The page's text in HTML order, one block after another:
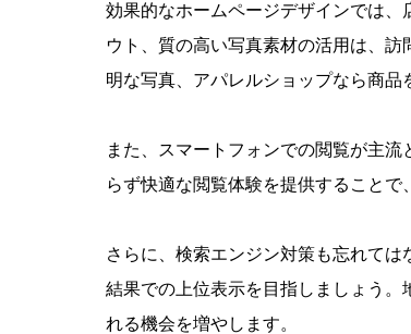
効果的なホームページデザインでは
ウト、質の高い写真素材の活用は、
明な写真、アパレルショップなら商品
また、スマートフォンでの閲覧が主
らず快適な閲覧体験を提供することで
さらに、検索エンジン対策も忘れて
結果での上位表示を目指しましょう
れる機会を増やします。